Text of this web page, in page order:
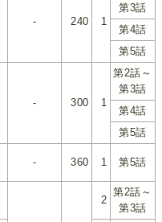
- 240 1
第3話
第4話
第5話
- 300 1
第2話～
第3話
第4話
第5話
- 360 1 第5話
2
第2話～
第3話